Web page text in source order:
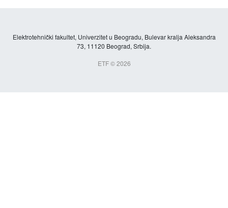
Elektrotehnički fakultet, Univerzitet u Beogradu, Bulevar kralja Aleksandra
73, 11120 Beograd, Srbija.
ETF © 2026